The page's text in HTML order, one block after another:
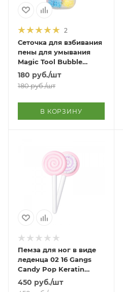
2
Сеточка для взбивания
пены для умывания
Magic Tool Bubble
Maker
180 руб./шт
180руб./шт
В КОРЗИНУ
Пемза для ног в виде
леденца 02 16 Gangs
Candy Pop Keratin
Cleaner 02
450 руб./шт